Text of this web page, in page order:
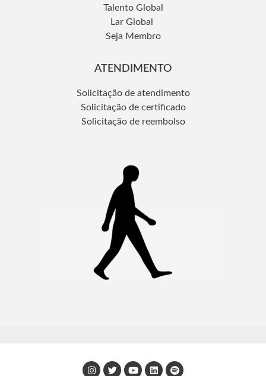
Talento Global
Lar Global
Seja Membro
ATENDIMENTO
Solicitação de atendimento
Solicitação de certificado
Solicitação de reembolso